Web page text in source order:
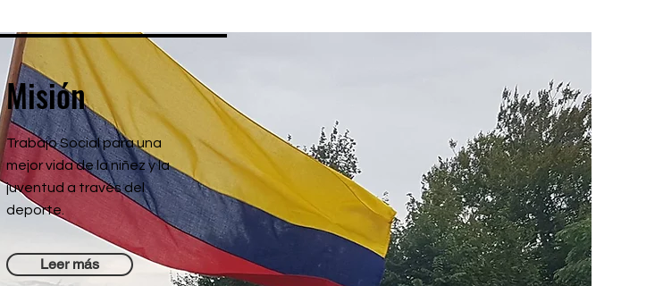
Misión
Trabajo Social para una
mejor vida de la niñez y la
juventud a través del
deporte.
Leer más